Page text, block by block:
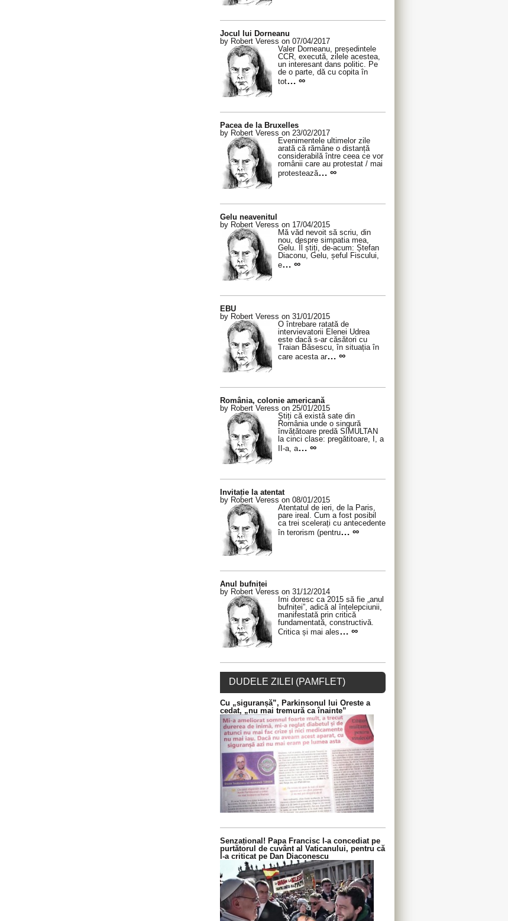
Jocul lui Dorneanu
by Robert Veress on 07/04/2017
Valer Dorneanu, președintele
CCR, execută, zilele acestea,
un interesant dans politic. Pe
de o parte, dă cu copita în
tot… ∞
Pacea de la Bruxelles
by Robert Veress on 23/02/2017
Evenimentele ultimelor zile
arată că rămâne o distanță
considerabilă între ceea ce vor
românii care au protestat / mai
protestează… ∞
Gelu neavenitul
by Robert Veress on 17/04/2015
Mă văd nevoit să scriu, din
nou, despre simpatia mea,
Gelu. Îl știți, de-acum: Ștefan
Diaconu, Gelu, șeful Fiscului,
e… ∞
EBU
by Robert Veress on 31/01/2015
O întrebare ratată de
intervievatorii Elenei Udrea
este dacă s-ar căsători cu
Traian Băsescu, în situația în
care acesta ar… ∞
România, colonie americană
by Robert Veress on 25/01/2015
Știți că există sate din
România unde o singură
învățătoare predă SIMULTAN
la cinci clase: pregătitoare, I, a
II-a, a… ∞
Invitație la atentat
by Robert Veress on 08/01/2015
Atentatul de ieri, de la Paris,
pare ireal. Cum a fost posibil
ca trei scelerați cu antecedente
în terorism (pentru… ∞
Anul bufniței
by Robert Veress on 31/12/2014
Îmi doresc ca 2015 să fie „anul
bufniței”, adică al înțelepciunii,
manifestată prin critică
fundamentată, constructivă.
Critica și mai ales… ∞
DUDELE ZILEI (PAMFLET)
Cu „siguranșă”, Parkinsonul lui Oreste a
cedat, „nu mai tremură ca înainte”
Senzațional! Papa Francisc l-a concediat pe
purtătorul de cuvânt al Vaticanului, pentru că
l-a criticat pe Dan Diaconescu